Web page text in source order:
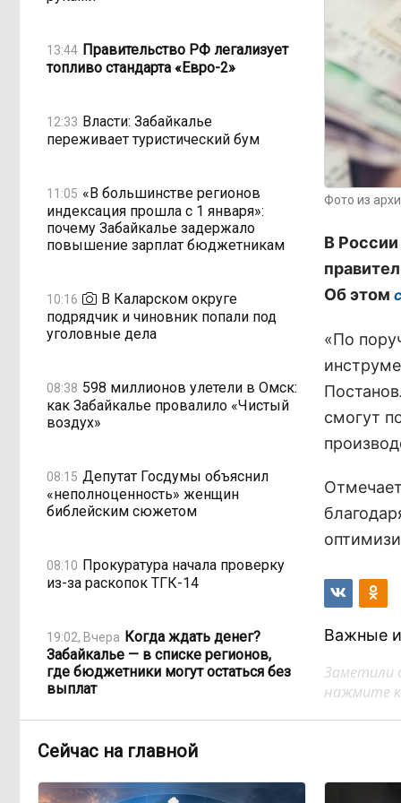
13:44 Правительство РФ легализует
топливо стандарта «Евро-2»
12:33 Власти: Забайкалье
переживает туристический бум
11:05 «В большинстве регионов
индексация прошла с 1 января»:
почему Забайкалье задержало
повышение зарплат бюджетникам
10:16
В Каларском округе
подрядчик и чиновник попали под
уголовные дела
08:38 598 миллионов улетели в Омск:
как Забайкалье провалило «Чистый
воздух»
08:15 Депутат Госдумы объяснил
«неполноценность» женщин
библейским сюжетом
08:10 Прокуратура начала проверку
из-за раскопок ТГК-14
19:02, Вчера Когда ждать денег?
Забайкалье — в списке регионов,
где бюджетники могут остаться без
выплат
17:30, Вчера
«Их масштаб может
превысить весь наш опыт»: Осипов
предупреждает о климатической
угрозе на фоне пожаров в Европе
Фото из
В
Об этом
«По
смогут
Важные
Заметили
нажмите
Сейчас на главной